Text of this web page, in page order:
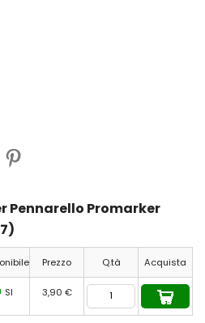
Pennarello Promarker
Prezzo Q.tà Acquista
SI 3,90 €